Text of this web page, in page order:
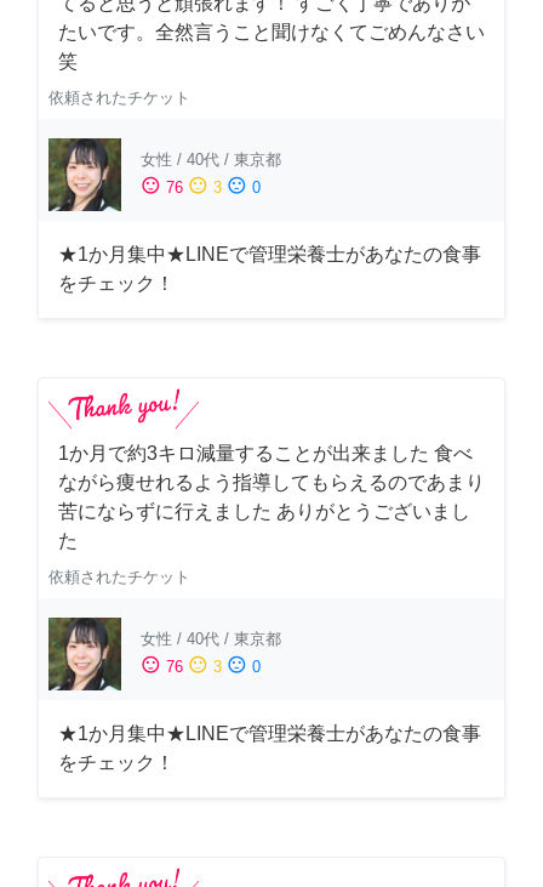
たいです。全然言うこと聞けなくてごめんなさい
笑
依頼されたチケット
女性 / 40代 / 東京都
sentiment_satisfied 76 sentiment_neutral 3 sentiment_dissatisfied 0
★1か月集中★LINEで管理栄養士があなたの食事
をチェック！
1か月で約3キロ減量することが出来ました 食べ
ながら痩せれるよう指導してもらえるのであまり
苦にならずに行えました ありがとうございまし
た
依頼されたチケット
女性 / 40代 / 東京都
sentiment_satisfied 76 sentiment_neutral 3 sentiment_dissatisfied 0
★1か月集中★LINEで管理栄養士があなたの食事
をチェック！